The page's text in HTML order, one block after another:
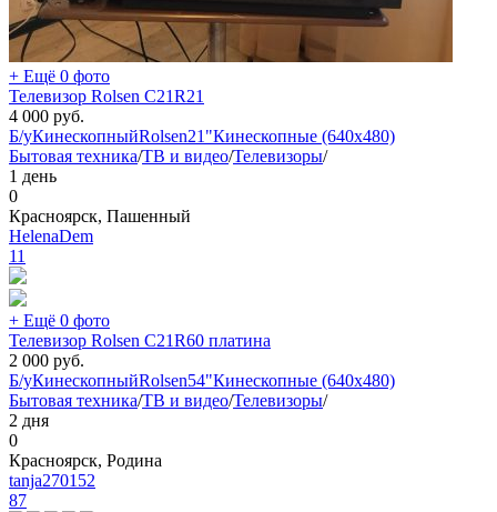
+ Ещё 0 фото
Телевизор Rolsen C21R21
4 000 руб.
Б/уКинескопныйRolsen21"Кинескопные (640x480)
Бытовая техника/ТВ и видео/Телевизоры/
1 день
0
Красноярск, Пашенный
HelenaDem
11
+ Ещё 0 фото
Телевизор Rolsen C21R60 платина
2 000 руб.
Б/уКинескопныйRolsen54"Кинескопные (640x480)
Бытовая техника/ТВ и видео/Телевизоры/
2 дня
0
Красноярск, Родина
tanja270152
87